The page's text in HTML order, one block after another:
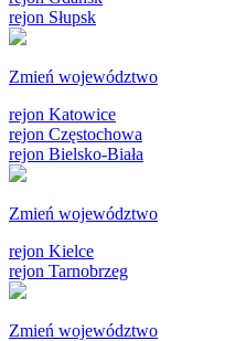
rejon Słupsk
Zmień województwo
rejon Katowice
rejon Częstochowa
rejon Bielsko-Biała
Zmień województwo
rejon Kielce
rejon Tarnobrzeg
Zmień województwo